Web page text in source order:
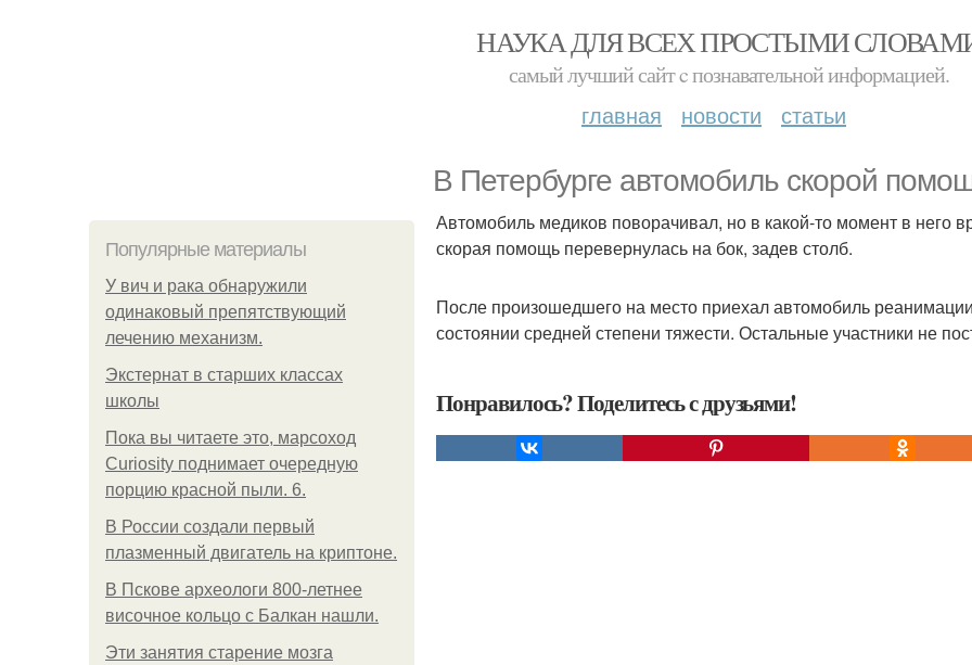
НАУКА ДЛЯ ВСЕХ ПРОСТЫМИ
самый лучший сайт c познавательной информацией.
главная новости статьи
В Петербурге автомобиль скорой
Популярные материалы
У вич и рака обнаружили
одинаковый препятствующий
лечению механизм.
Экстернат в старших классах
школы
Пока вы читаете это, марсоход
Curiosity поднимает очередную
порцию красной пыли. 6.
В России создали первый
плазменный двигатель на криптоне.
В Пскове археологи 800-летнее
височное кольцо с Балкан нашли.
Эти занятия старение мозга
Автомобиль медиков поворачивал, но в какой-то момент в него
скорая помощь перевернулась на бок, задев столб.
После произошедшего на место приехал автомобиль
состоянии средней степени тяжести. Остальные участники не
Понравилось? Поделитесь с друзьями!